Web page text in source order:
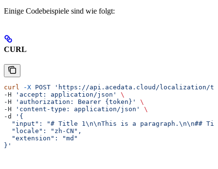
Einige Codebeispiele sind wie folgt:
CURL
curl -X POST 'https://api.acedata.cloud/localization/
-H
'accept: application/json'
\
-H
'authorization: Bearer {token}'
\
-H
'content-type: application/json'
\
-d
'{
"input": "# Title 1\n\nThis is a paragraph.\n\n##
  "locale": "zh-CN",
  "extension": "md"
}'